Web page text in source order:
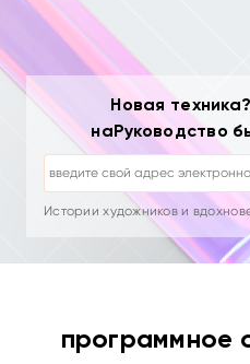
Новая
наРуководство
Отписка: одним кликом в
Уроки рисования
Советы и устранение
Новые продукты и
Истории художников и
1–2 письма в месяц, никакого
Ваш email используется
программное